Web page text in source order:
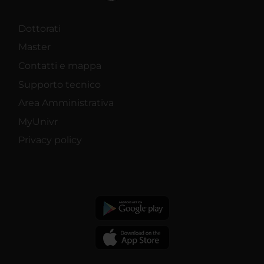
Dottorati
Master
Contatti e mappa
Supporto tecnico
Area Amministrativa
MyUnivr
Privacy policy